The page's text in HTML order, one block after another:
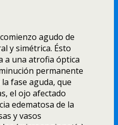
agudo de
y simétrica. Ésto
a una atrofia óptica
permanente
fase aguda, que
el ojo afectado
edematosa de la
y vasos